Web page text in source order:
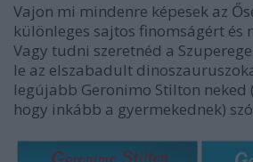
Vajon mi mindenre képesek az
különleges sajtos finomságért és
Vagy tudni szeretnéd a
le az elszabadult
legújabb Geronimo Stilton neked
hogy inkább a gyermekednek)